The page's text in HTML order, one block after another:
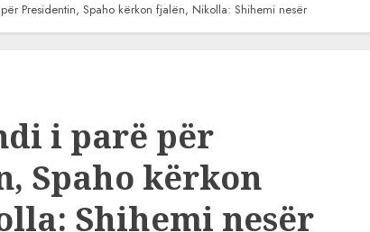
Presidentin, Spaho kërkon fjalën, Nikolla: Shihemi nesër
i parë për
Spaho kërkon
Shihemi nesër